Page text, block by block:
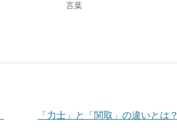
言葉
「力士」と「関取」の違いとは？